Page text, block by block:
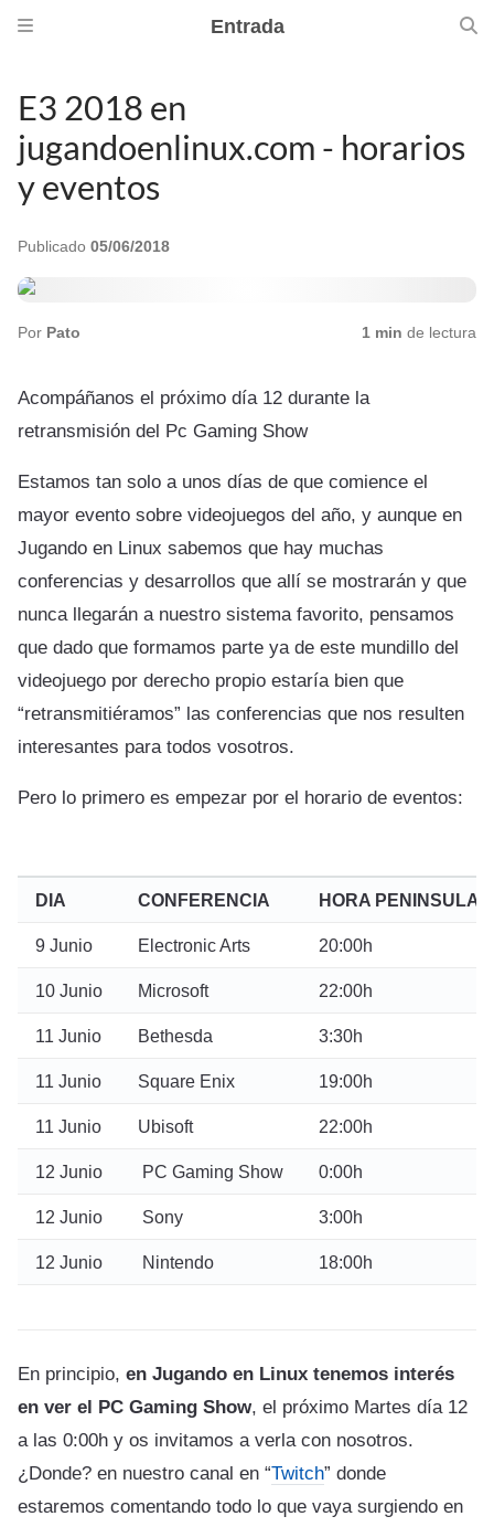
Entrada
E3 2018 en
jugandoenlinux.com - horarios
y eventos
Publicado 05/06/2018
Por Pato 1 min de lectura
Acompáñanos el próximo día 12 durante la
retransmisión del Pc Gaming Show
Estamos tan solo a unos días de que comience el
mayor evento sobre videojuegos del año, y aunque en
Jugando en Linux sabemos que hay muchas
conferencias y desarrollos que allí se mostrarán y que
nunca llegarán a nuestro sistema favorito, pensamos
que dado que formamos parte ya de este mundillo del
videojuego por derecho propio estaría bien que
“retransmitiéramos” las conferencias que nos resulten
interesantes para todos vosotros.
Pero lo primero es empezar por el horario de eventos:
DIA CONFERENCIA HORA
9 Junio Electronic Arts 20:00h
10 Junio Microsoft 22:00h
11 Junio Bethesda 3:30h
11 Junio Square Enix 19:00h
11 Junio Ubisoft 22:00h
12 Junio PC Gaming Show 0:00h
12 Junio Sony 3:00h
12 Junio Nintendo 18:00h
En principio, en Jugando en Linux tenemos interés
en ver el PC Gaming Show, el próximo Martes día 12
a las 0:00h y os invitamos a verla con nosotros.
¿Donde? en nuestro canal en “Twitch” donde
estaremos comentando todo lo que vaya surgiendo en